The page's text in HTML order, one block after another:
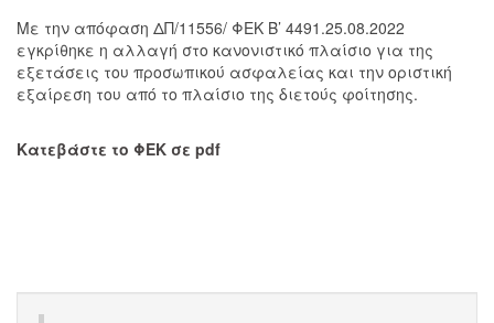
Με την απόφαση ΔΠ/11556/ ΦΕΚ Β’ 4491.25.08.2022
εγκρίθηκε η αλλαγή στο κανονιστικό πλαίσιο για της
εξετάσεις του προσωπικού ασφαλείας και την οριστική
εξαίρεση του από το πλαίσιο της διετούς φοίτησης.
Κατεβάστε το ΦΕΚ σε pdf